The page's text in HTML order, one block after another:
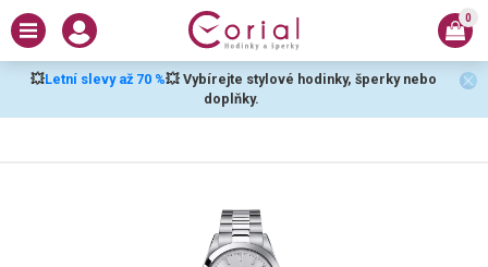
💥Letní slevy až 70 %💥 Vybírejte stylové hodinky, šperky nebo
doplňky.
0